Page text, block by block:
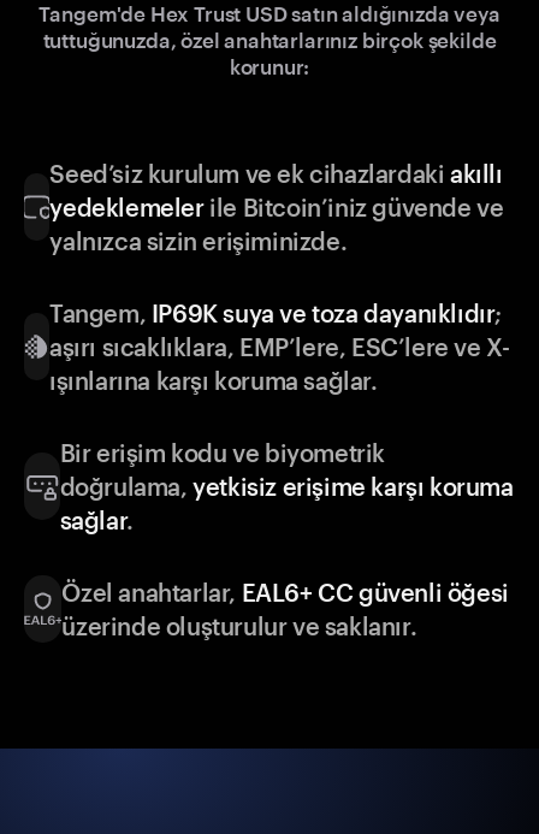
Tangem'de Hex Trust USD satın aldığınızda veya
tuttuğunuzda, özel anahtarlarınız birçok şekilde
korunur:
Seed’siz kurulum ve ek cihazlardakiakıllı
yedeklemelerile Bitcoin’iniz güvende ve
yalnızca sizin erişiminizde.
Tangem, IP69K suya ve toza dayanıklıdır;
aşırı sıcaklıklara, EMP’lere, ESC’lere ve X-
ışınlarına karşı koruma sağlar.
Bir erişim kodu ve biyometrik
doğrulama,yetkisiz erişime karşı koruma
sağlar.
Özel anahtarlar, EAL6+ CC güvenli öğesi
üzerinde oluşturulur ve saklanır.